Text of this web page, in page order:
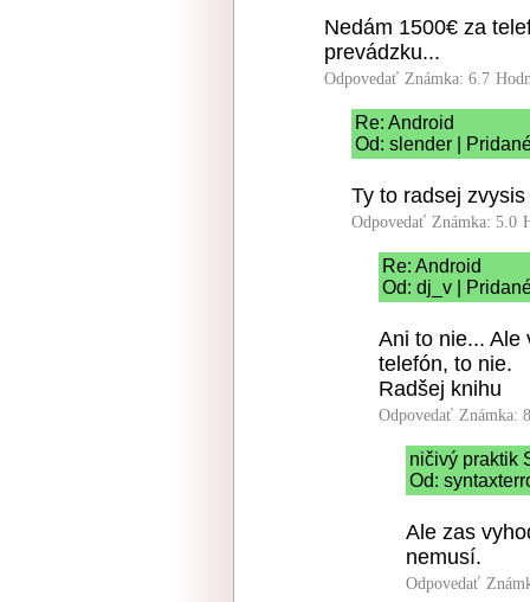
Nedám 1500€ za
prevádzku...
Odpovedať Známka: 6.7
Re: Android
Od: slender |
Ty to radsej
Odpovedať Známka: 5.0
Re: Android
Od: dj_v |
Ani to nie... Ale
telefón, to nie.
Radšej knihu
Odpovedať Známka:
ničivý praktik
Od:
Ale zas
nemusí.
Odpovedať